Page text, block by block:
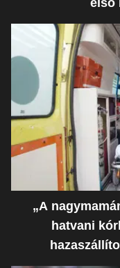
első
„A
hatvani